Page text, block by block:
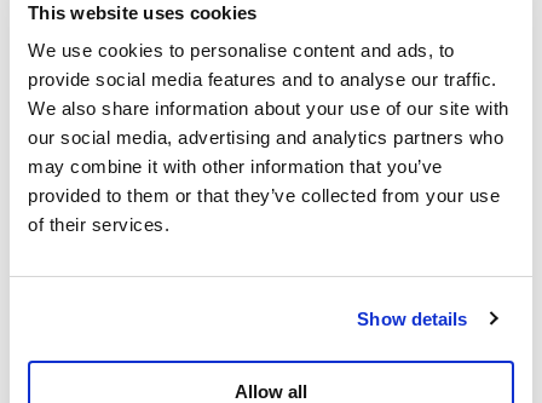
This website uses cookies
We use cookies to personalise content and ads, to
provide social media features and to analyse our traffic.
We also share information about your use of our site with
our social media, advertising and analytics partners who
may combine it with other information that you’ve
provided to them or that they’ve collected from your use
of their services.
Show details
Allow all
vingertje naar de patiënt. Om hun vermeende
spilzucht tegen te gaan, verhoogt hij de prijzen voor
de patiënt. Maar zo zet hij de echte
verantwoordelijken uit de wind. Niet de patiënten,
maar de farmaceutische bedrijven zijn
verantwoordelijk voor de ontsporing van ons budget.
Zij vragen steeds hogere prijzen voor onze
geneesmiddelen en bekomen lucratieve deals van
prijsonderhandelingen.” stelt Eggermont.
Om de geneesmiddelenuitgaven onder controle te
plaats van geheime contracten en achterkamerdeals